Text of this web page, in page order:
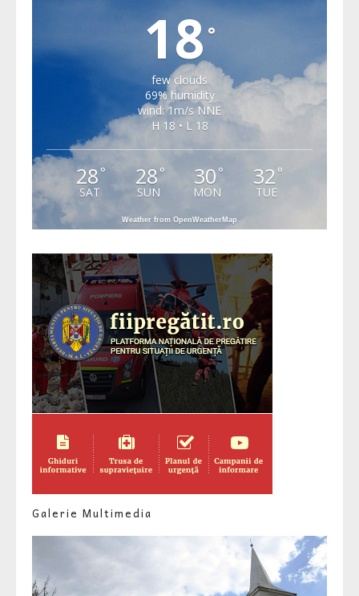
18 °
few clouds
69% humidity
wind: 1m/s NNE
H 18 • L 18
28°
SAT
28 °
SUN
30 °
MON
32 °
TUE
Weather from OpenWeatherMap
Galerie Multimedia